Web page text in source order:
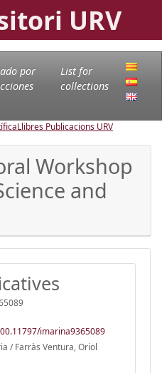
URV
por
List for
collections
Llibres Publicacions URV
Workshop
and
imarina9365089
/ Farràs Ventura, Oriol